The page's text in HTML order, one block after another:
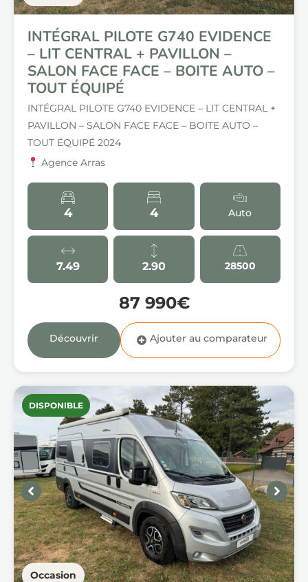
INTÉGRAL PILOTE G740 EVIDENCE
– LIT CENTRAL + PAVILLON –
SALON FACE FACE – BOITE AUTO –
TOUT ÉQUIPÉ
INTÉGRAL PILOTE G740 EVIDENCE – LIT CENTRAL +
PAVILLON – SALON FACE FACE – BOITE AUTO –
TOUT ÉQUIPÉ 2024
Agence Arras
4 4 Auto
7.49 2.90 28500
87 990€
Découvrir
Occasion
DISPONIBLE